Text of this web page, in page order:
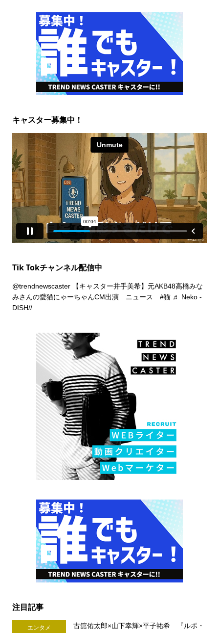
キャスター募集中！
Tik Tokチャンネル配信中
@trendnewscaster【キャスター井手美希】元AKB48高橋みな
みさんの愛猫にゃーちゃんCM出演 ニュース #猫 ♬ Neko -
DISH//
注目記事
エンタメ
古舘佑太郎×山下幸輝×平子祐希 『ルポ・